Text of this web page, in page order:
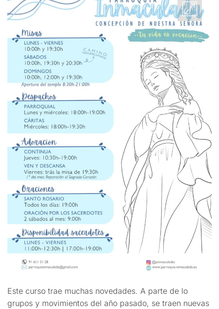
Este curso trae muchas novedades. A parte de lo
grupos y movimientos del año pasado, se traen nuevas